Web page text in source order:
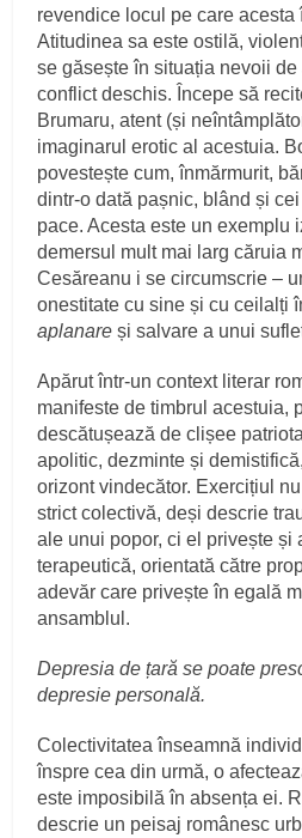
revendice locul pe care acesta
Atitudinea sa este ostilă,
se găsește în situația nevoii
conflict deschis. Începe să
Brumaru, atent (și
imaginarul erotic al acestuia.
povestește cum, înmărmurit,
dintr-o dată pașnic, blând și
pace. Acesta este un exemplu
demersul mult mai larg căruia
Cesăreanu i se circumscrie –
onestitate cu sine și cu ceilalți
aplanareși salvare a unui
Apărut într-un context literar
manifeste de timbrul acestuia,
descătușează de clișee
apolitic, dezminte și
orizont vindecător. Exercițiul
strict colectivă, deși descrie
ale unui popor, ci el privește și
terapeutică, orientată către
adevăr care privește în egală
ansamblul.
Depresia de țară se poate
depresie personală.
Colectivitatea înseamnă
înspre cea din urmă, o
este imposibilă în absența ei.
descrie un peisaj românesc